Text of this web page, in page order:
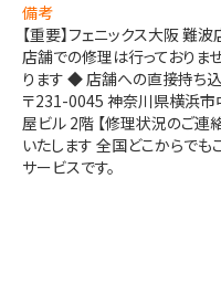
備考
【重要】フェニックス大阪 難
店舗での修理は行っており
ります ◆ 店舗への直接持ち込
〒231-0045 神奈川県横浜市
屋ビル 2階 【修理状況のご連
いたします 全国どこからで
サービスです。